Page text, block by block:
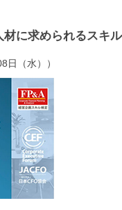
に求められるスキ
日（水））